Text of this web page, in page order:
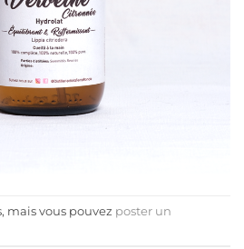
mais vous pouvez poster un